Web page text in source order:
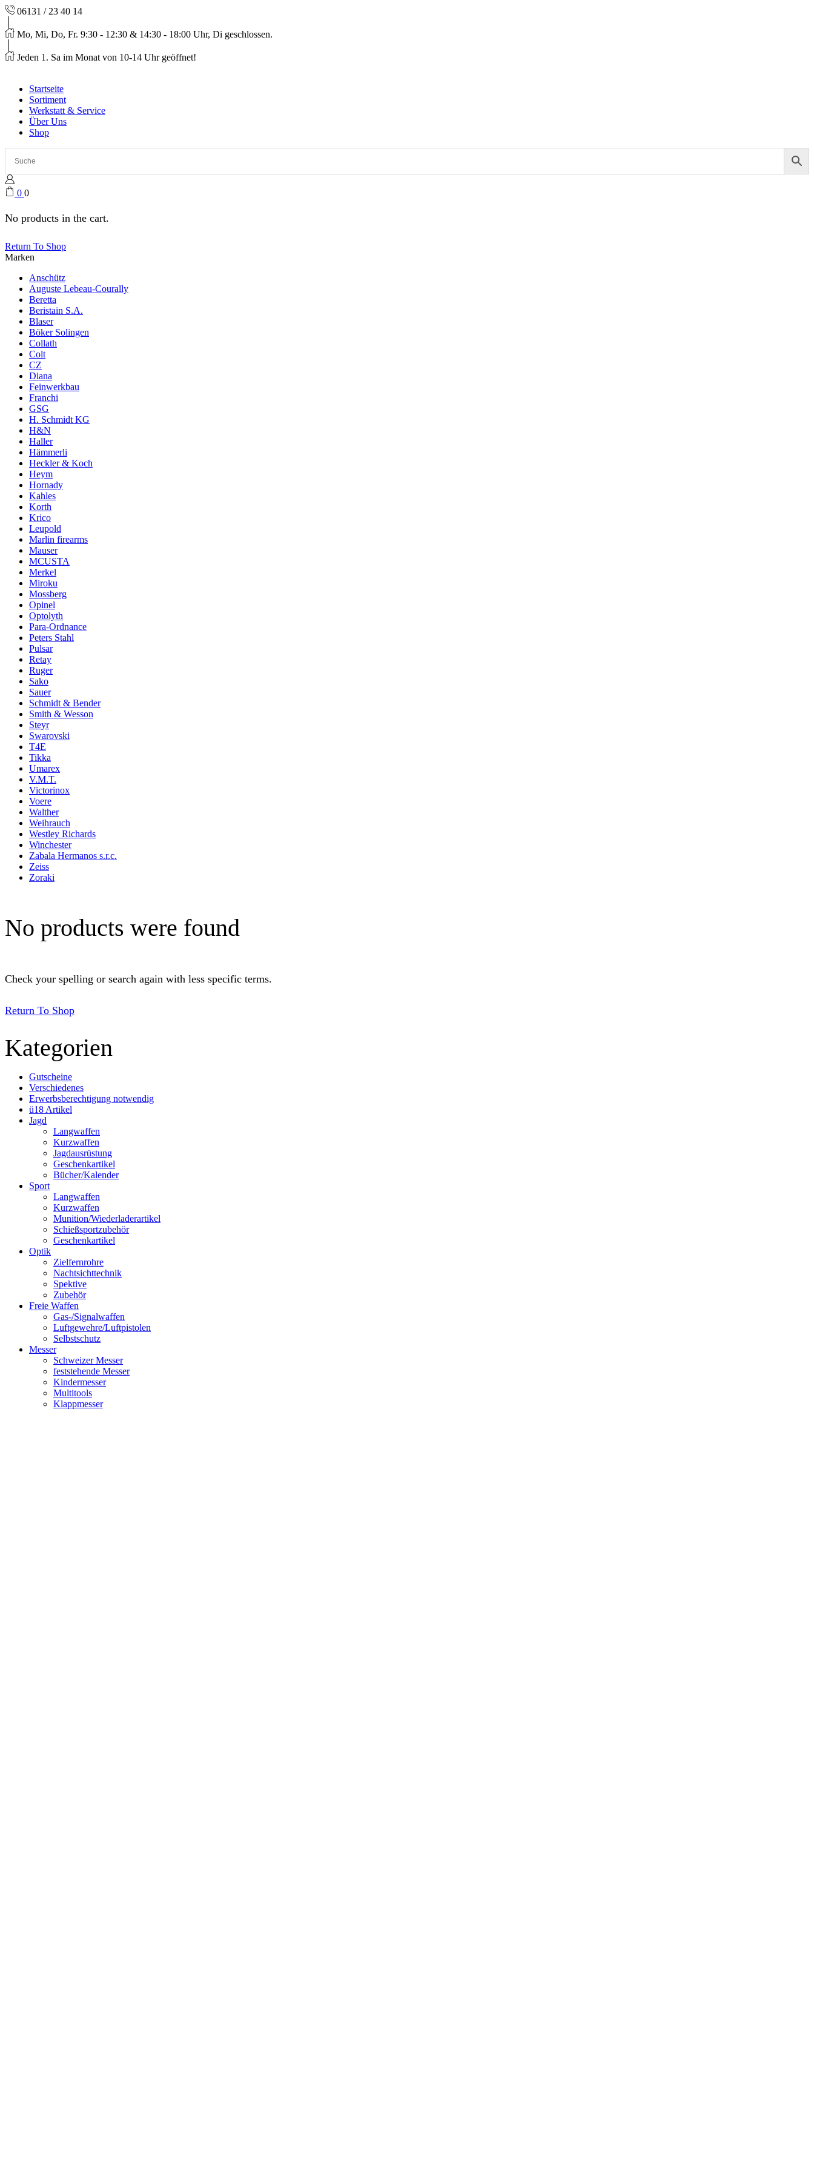
06131 / 23 40 14
Mo, Mi, Do, Fr. 9:30 - 12:30 & 14:30 - 18:00 Uhr, Di geschlossen.
Jeden 1. Sa im Monat von 10-14 Uhr geöffnet!
Startseite
Sortiment
Werkstatt & Service
Über Uns
Shop
0 0
No products in the cart.
Return To Shop
Marken
Anschütz
Auguste Lebeau-Courally
Beretta
Beristain S.A.
Blaser
Böker Solingen
Collath
Colt
CZ
Diana
Feinwerkbau
Franchi
GSG
H. Schmidt KG
H&N
Haller
Hämmerli
Heckler & Koch
Heym
Hornady
Kahles
Korth
Krico
Leupold
Marlin firearms
Mauser
MCUSTA
Merkel
Miroku
Mossberg
Opinel
Optolyth
Para-Ordnance
Peters Stahl
Pulsar
Retay
Ruger
Sako
Sauer
Schmidt & Bender
Smith & Wesson
Steyr
Swarovski
T4E
Tikka
Umarex
V.M.T.
Victorinox
Voere
Walther
Weihrauch
Westley Richards
Winchester
Zabala Hermanos s.r.c.
Zeiss
Zoraki
No products were found
Check your spelling or search again with less specific terms.
Return To Shop
Kategorien
Gutscheine
Verschiedenes
Erwerbsberechtigung notwendig
ü18 Artikel
Jagd
Langwaffen
Kurzwaffen
Jagdausrüstung
Geschenkartikel
Bücher/Kalender
Sport
Langwaffen
Kurzwaffen
Munition/Wiederladerartikel
Schießsportzubehör
Geschenkartikel
Optik
Zielfernrohre
Nachtsichttechnik
Spektive
Zubehör
Freie Waffen
Gas-/Signalwaffen
Luftgewehre/Luftpistolen
Selbstschutz
Messer
Schweizer Messer
feststehende Messer
Kindermesser
Multitools
Klappmesser